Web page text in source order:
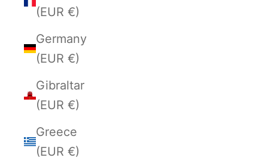
(EUR €)
Germany
(EUR €)
Gibraltar
(EUR €)
Greece
(EUR €)